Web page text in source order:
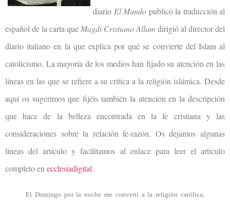
diario El Mundo publicó la traducción al
español de la carta queMagdi Cristiano Allam dirigió al director del
diario italiano en la que explica por qué se convierte del Islam al
catolicismo. La mayoría de los medios han fijado su atención en las
líneas en las que se refiere a su crítica a la religión islámica. Desde
aquí os sugerimos que fijéis también la atención en la descripción
que hace de la belleza encontrada en la fe cristiana y las
consideraciones sobre la relación fe-razón. Os dejamos algunas
líneas del artículo y facilitamos al enlace para leer el artículo
completo enecclesiadigital.
El Domingo por la noche me convertí a la religión católica,